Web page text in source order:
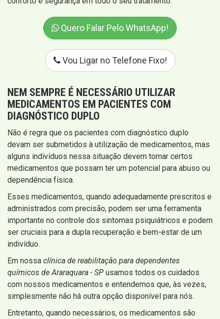
Quero Falar Pelo WhatsApp!
Vou Ligar no Telefone Fixo!
NEM SEMPRE É NECESSÁRIO UTILIZAR
MEDICAMENTOS EM PACIENTES COM
DIAGNÓSTICO DUPLO
Não é regra que os pacientes com diagnóstico duplo
devam ser submetidos à utilização de medicamentos, mas
alguns indivíduos nessa situação devem tomar certos
medicamentos que possam ter um potencial para abuso ou
dependência física.
Esses medicamentos, quando adequadamente prescritos e
administrados com precisão, podem ser uma ferramenta
importante no controle dos sintomas psiquiátricos e podem
ser cruciais para a dupla recuperação e bem-estar de um
indivíduo.
Em nossa clínica de reabilitação para dependentes
químicos de Araraquara - SP usamos todos os cuidados
com nossos medicamentos e entendemos que, às vezes,
simplesmente não há outra opção disponível para nós.
Entretanto, quando necessários, os medicamentos são